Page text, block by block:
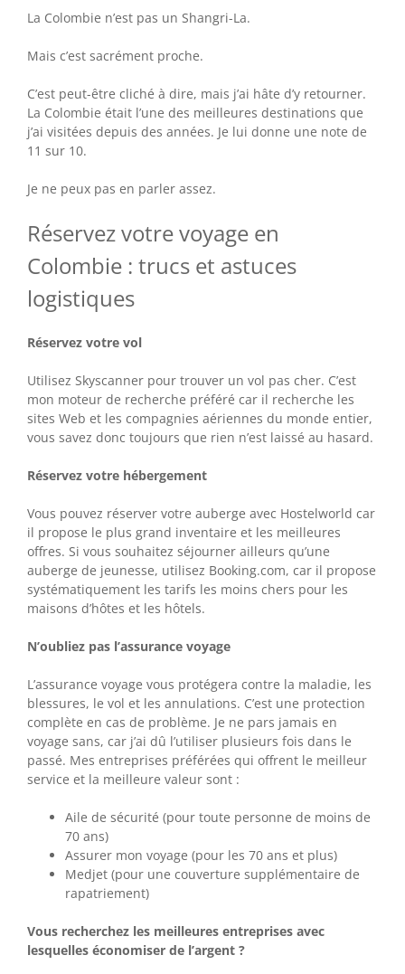
La Colombie n’est pas un Shangri-La.
Mais c’est sacrément proche.
C’est peut-être cliché à dire, mais j’ai hâte d’y retourner.
La Colombie était l’une des meilleures destinations que
j’ai visitées depuis des années. Je lui donne une note de
11 sur 10.
Je ne peux pas en parler assez.
Réservez votre voyage en
Colombie : trucs et astuces
logistiques
Réservez votre vol
Utilisez Skyscanner pour trouver un vol pas cher. C’est
mon moteur de recherche préféré car il recherche les
sites Web et les compagnies aériennes du monde entier,
vous savez donc toujours que rien n’est laissé au hasard.
Réservez votre hébergement
Vous pouvez réserver votre auberge avec Hostelworld car
il propose le plus grand inventaire et les meilleures
offres. Si vous souhaitez séjourner ailleurs qu’une
auberge de jeunesse, utilisez Booking.com, car il propose
systématiquement les tarifs les moins chers pour les
maisons d’hôtes et les hôtels.
N’oubliez pas l’assurance voyage
L’assurance voyage vous protégera contre la maladie, les
blessures, le vol et les annulations. C’est une protection
complète en cas de problème. Je ne pars jamais en
voyage sans, car j’ai dû l’utiliser plusieurs fois dans le
passé. Mes entreprises préférées qui offrent le meilleur
service et la meilleure valeur sont :
Aile de sécurité (pour toute personne de moins de
70 ans)
Assurer mon voyage (pour les 70 ans et plus)
Medjet (pour une couverture supplémentaire de
rapatriement)
Vous recherchez les meilleures entreprises avec
lesquelles économiser de l’argent ?